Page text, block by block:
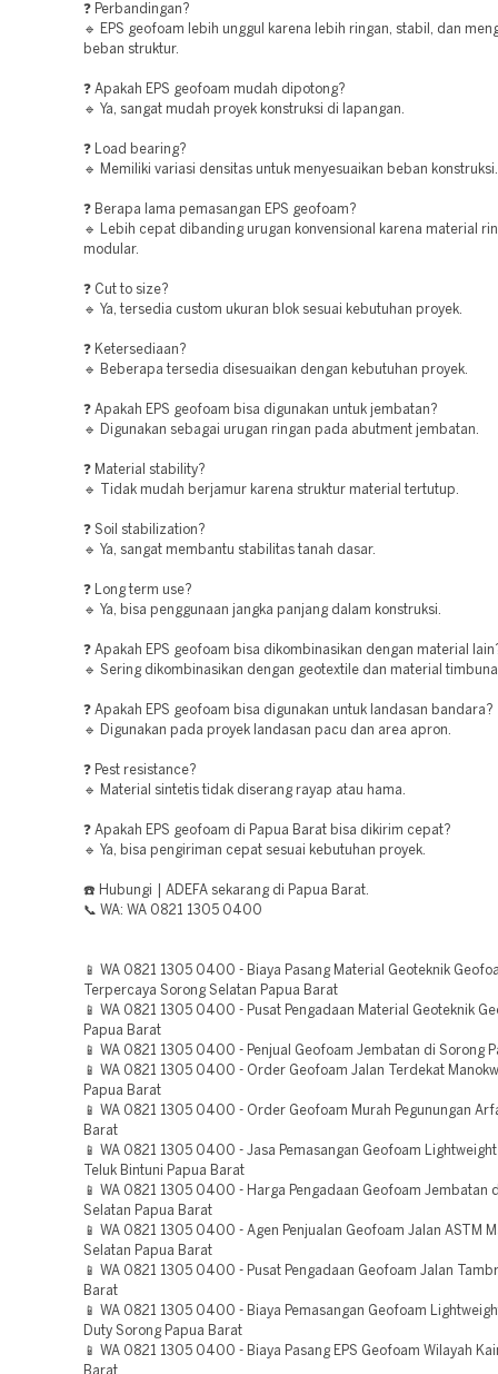
❓ Perbandingan?
🔹 EPS geofoam lebih unggul karena lebih ringan, stabil, dan
beban struktur.
❓ Apakah EPS geofoam mudah dipotong?
🔹 Ya, sangat mudah proyek konstruksi di lapangan.
❓ Load bearing?
🔹 Memiliki variasi densitas untuk menyesuaikan beban konstruksi.
❓ Berapa lama pemasangan EPS geofoam?
🔹 Lebih cepat dibanding urugan konvensional karena material
modular.
❓ Cut to size?
🔹 Ya, tersedia custom ukuran blok sesuai kebutuhan proyek.
❓ Ketersediaan?
🔹 Beberapa tersedia disesuaikan dengan kebutuhan proyek.
❓ Apakah EPS geofoam bisa digunakan untuk jembatan?
🔹 Digunakan sebagai urugan ringan pada abutment jembatan.
❓ Material stability?
🔹 Tidak mudah berjamur karena struktur material tertutup.
❓ Soil stabilization?
🔹 Ya, sangat membantu stabilitas tanah dasar.
❓ Long term use?
🔹 Ya, bisa penggunaan jangka panjang dalam konstruksi.
❓ Apakah EPS geofoam bisa dikombinasikan dengan material
🔹 Sering dikombinasikan dengan geotextile dan material
❓ Apakah EPS geofoam bisa digunakan untuk landasan bandara?
🔹 Digunakan pada proyek landasan pacu dan area apron.
❓ Pest resistance?
🔹 Material sintetis tidak diserang rayap atau hama.
❓ Apakah EPS geofoam di Papua Barat bisa dikirim cepat?
🔹 Ya, bisa pengiriman cepat sesuai kebutuhan proyek.
☎️ Hubungi | ADEFA sekarang di Papua Barat.
📞 WA: WA 0821 1305 0400
📱 WA 0821 1305 0400 - Biaya Pasang Material Geoteknik
Terpercaya Sorong Selatan Papua Barat
📱 WA 0821 1305 0400 - Pusat Pengadaan Material Geoteknik
Papua Barat
📱 WA 0821 1305 0400 - Penjual Geofoam Jembatan di Sorong
📱 WA 0821 1305 0400 - Order Geofoam Jalan Terdekat
Papua Barat
📱 WA 0821 1305 0400 - Order Geofoam Murah Pegunungan
Barat
📱 WA 0821 1305 0400 - Jasa Pemasangan Geofoam Lightweight
Teluk Bintuni Papua Barat
📱 WA 0821 1305 0400 - Harga Pengadaan Geofoam Jembatan
Selatan Papua Barat
📱 WA 0821 1305 0400 - Agen Penjualan Geofoam Jalan ASTM
Selatan Papua Barat
📱 WA 0821 1305 0400 - Pusat Pengadaan Geofoam Jalan
Barat
📱 WA 0821 1305 0400 - Biaya Pemasangan Geofoam
Duty Sorong Papua Barat
📱 WA 0821 1305 0400 - Biaya Pasang EPS Geofoam Wilayah
Barat